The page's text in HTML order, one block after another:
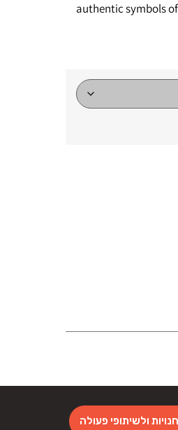
authentic symbols